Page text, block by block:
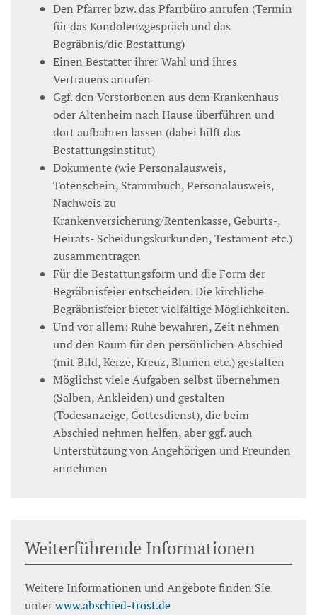
Den Pfarrer bzw. das Pfarrbüro anrufen (Termin
für das Kondolenzgespräch und das
Begräbnis/die Bestattung)
Einen Bestatter ihrer Wahl und ihres
Vertrauens anrufen
Ggf. den Verstorbenen aus dem Krankenhaus
oder Altenheim nach Hause überführen und
dort aufbahren lassen (dabei hilft das
Bestattungsinstitut)
Dokumente (wie Personalausweis,
Totenschein, Stammbuch, Personalausweis,
Nachweis zu
Krankenversicherung/Rentenkasse, Geburts-,
Heirats- Scheidungskurkunden, Testament etc.)
zusammentragen
Für die Bestattungsform und die Form der
Begräbnisfeier entscheiden. Die kirchliche
Begräbnisfeier bietet vielfältige Möglichkeiten.
Und vor allem: Ruhe bewahren, Zeit nehmen
und den Raum für den persönlichen Abschied
(mit Bild, Kerze, Kreuz, Blumen etc.) gestalten
Möglichst viele Aufgaben selbst übernehmen
(Salben, Ankleiden) und gestalten
(Todesanzeige, Gottesdienst), die beim
Abschied nehmen helfen, aber ggf. auch
Unterstützung von Angehörigen und Freunden
annehmen
Weiterführende Informationen
Weitere Informationen und Angebote finden Sie
unterwww.abschied-trost.de